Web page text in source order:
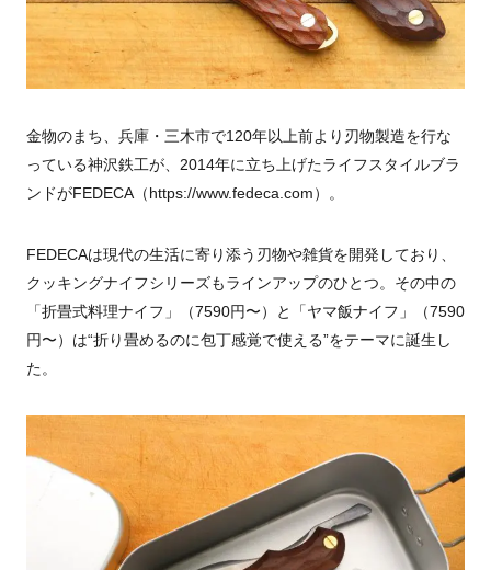
金物のまち、兵庫・三木市で120年以上前より刃物製造を行な
っている神沢鉄工が、2014年に立ち上げたライフスタイルブラ
ンドがFEDECA（https://www.fedeca.com）。
FEDECAは現代の生活に寄り添う刃物や雑貨を開発しており、
クッキングナイフシリーズもラインアップのひとつ。その中の
「折畳式料理ナイフ」（7590円〜）と「ヤマ飯ナイフ」（7590
円〜）は“折り畳めるのに包丁感覚で使える”をテーマに誕生し
た。